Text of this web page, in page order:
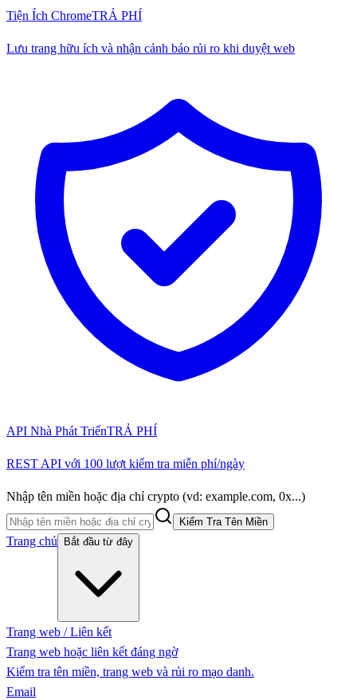
Tiện Ích ChromeTRẢ PHÍ
Lưu trang hữu ích và nhận cảnh báo rủi ro khi duyệt web
API Nhà Phát TriểnTRẢ PHÍ
REST API với 100 lượt kiểm tra miễn phí/ngày
Nhập tên miền hoặc địa chỉ crypto (vd: example.com, 0x...)
Kiểm Tra Tên Miền
Trang chủ Bắt đầu từ đây
Trang web / Liên kết
Trang web hoặc liên kết đáng ngờ
Kiểm tra tên miền, trang web và rủi ro mạo danh.
Email